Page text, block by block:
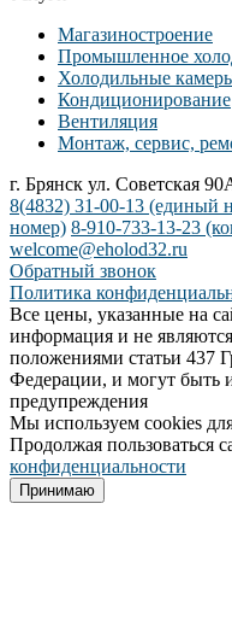
Магазиностроение
Промышленное
Холодильные
Кондиционирование
Вентиляция
Монтаж, сервис,
г. Брянск ул. Советская
8(4832) 31-00-13 (единый
номер) 8-910-733-13-23
welcome@eholod32.ru
Обратный звонок
Политика
Все цены, указанные на
информация и не
положениями статьи 437
Федерации, и могут быть
предупреждения
Мы используем cookies
Продолжая пользоваться
конфиденциальности
Принимаю